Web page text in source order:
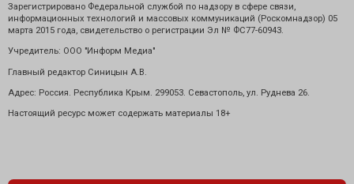
Зарегистрировано Федеральной службой по надзору в сфере связи,
информационных технологий и массовых коммуникаций (Роскомнадзор) 05
марта 2015 года, свидетельство о регистрации Эл № ФС77-60943.
Учредитель: ООО "Информ Медиа"
Главный редактор Синицын А.В.
Адрес: Россия. Республика Крым. 299053. Севастополь, ул. Руднева 26.
Настоящий ресурс может содержать материалы 18+